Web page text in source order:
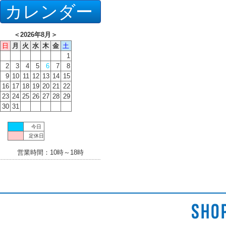
カレンダー
＜2026年8月 ＞
日
月 火 水 木 金 土
1
2
3 4 5 6 7
8
9 10 11 12 13 14 15
16 17 18 19 20 21 22
23 24 25 26 27 28 29
30 31
今日
定休日
営業時間：10時～18時